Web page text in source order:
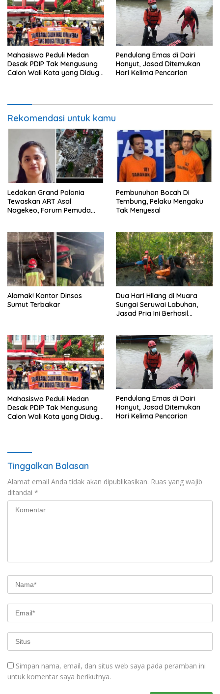
Mahasiswa Peduli Medan
Desak PDIP Tak Mengusung
Calon Wali Kota yang Diduga
Pendulang Emas di Dairi
Hanyut, Jasad Ditemukan
Hari Kelima Pencarian
Rekomendasi untuk kamu
Ledakan Grand Polonia
Tewaskan ART Asal
Nagekeo, Forum Pemuda
Jawab
Pembunuhan Bocah Di
Tembung, Pelaku Mengaku
Tak Menyesal
Alamak! Kantor Dinsos
Sumut Terbakar
Dua Hari Hilang di Muara
Sungai Seruwai Labuhan,
Jasad Pria Ini Berhasil
Mahasiswa Peduli Medan
Desak PDIP Tak Mengusung
Calon Wali Kota yang Diduga
Pendulang Emas di Dairi
Hanyut, Jasad Ditemukan
Hari Kelima Pencarian
Tinggalkan Balasan
Alamat email Anda tidak akan dipublikasikan. Ruas yang wajib
ditandai *
Simpan nama, email, dan situs web saya pada peramban ini
untuk komentar saya berikutnya.